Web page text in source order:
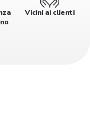
Vicini ai clienti